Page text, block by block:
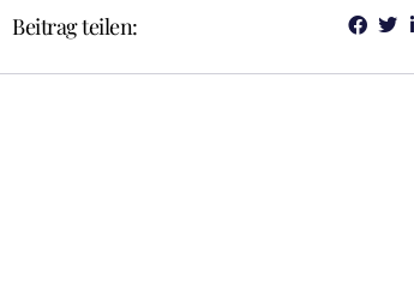
Beitrag teilen: